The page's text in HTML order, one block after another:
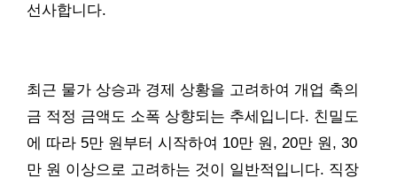
선사합니다.
최근 물가 상승과 경제 상황을 고려하여 개업 축의
금 적정 금액도 소폭 상향되는 추세입니다. 친밀도
에 따라 5만 원부터 시작하여 10만 원, 20만 원, 30
만 원 이상으로 고려하는 것이 일반적입니다. 직장